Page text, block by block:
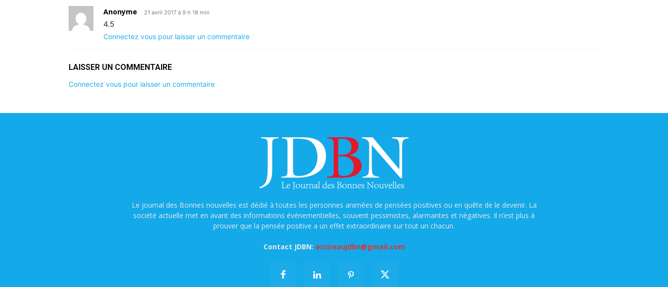
Anonyme 21 avril 2017 à 9 h 18 min
4.5
Connectez vous pour laisser un commentaire
LAISSER UN COMMENTAIRE
Connectez vous pour laisser un commentaire
Le journal des Bonnes nouvelles est dédié à toutes les personnes animées de pensées positives ou en quête de le devenir. La
société actuelle met en avant des informations événementielles, souvent pessimistes, alarmantes et négatives. Il n’est plus à
prouver que la pensée positive a un effet extraordinaire sur tout un chacun.
Contact JDBN: ecrireaujdbn@gmail.com